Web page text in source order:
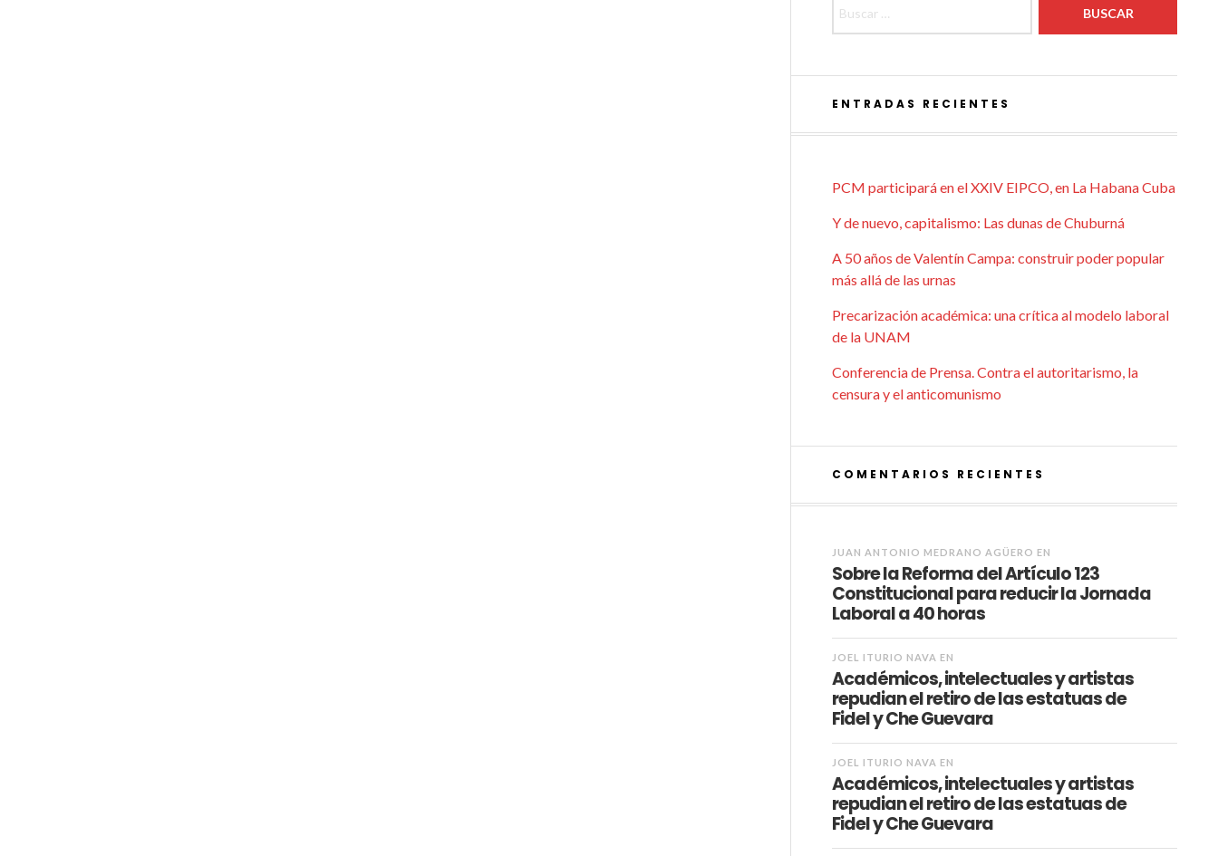
ENTRADAS RECIENTES
PCM participará en el XXIV EIPCO, en La Habana Cuba
Y de nuevo, capitalismo: Las dunas de Chuburná
A 50 años de Valentín Campa: construir poder popular
más allá de las urnas
Precarización académica: una crítica al modelo laboral
de la UNAM
Conferencia de Prensa. Contra el autoritarismo, la
censura y el anticomunismo
COMENTARIOS RECIENTES
JUAN ANTONIO MEDRANO AGÜERO EN
Sobre la Reforma del Artículo 123
Constitucional para reducir la Jornada
Laboral a 40 horas
JOEL ITURIO NAVA EN
Académicos, intelectuales y artistas
repudian el retiro de las estatuas de
Fidel y Che Guevara
JOEL ITURIO NAVA EN
Académicos, intelectuales y artistas
repudian el retiro de las estatuas de
Fidel y Che Guevara